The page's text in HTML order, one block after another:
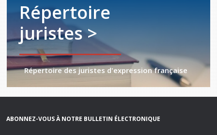
Répertoire
juristes >
Répertoire des juristes d'expression française
ABONNEZ-VOUS À NOTRE BULLETIN ÉLECTRONIQUE